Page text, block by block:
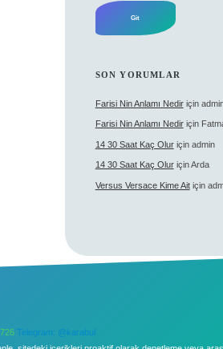
SON YORUMLAR
Farisi Nin Anlamı Nediriçin
Farisi Nin Anlamı Nediriçin
14 30 Saat Kaç Oluriçin admin
14 30 Saat Kaç OluriçinArda
Versus Versace Kime Aitiçin
Telegram: @karabul